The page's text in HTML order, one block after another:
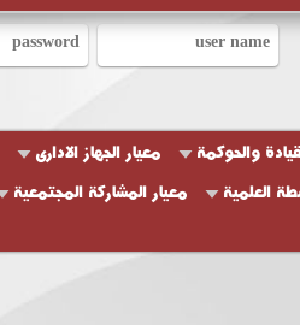
والحوكمة معيار الجهاز الادارى
العلمية معيار المشاركة المجتمعية